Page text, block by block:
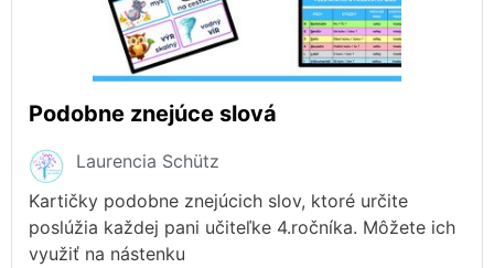
Podobne znejúce slová
Laurencia Schütz
Kartičky podobne znejúcich slov, ktoré určite
poslúžia každej pani učiteľke 4.ročníka. Môžete ich
využiť na nástenku